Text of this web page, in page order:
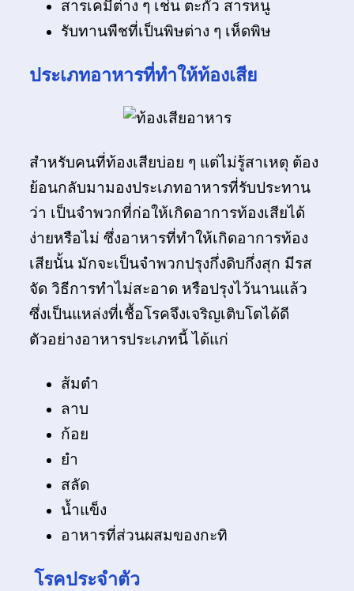
สารเคมีต่าง ๆ เช่น ตะกั่ว สารหนู
รับทานพืชที่เป็นพิษต่าง ๆ เห็ดพิษ
ประเภทอาหารที่ทำให้ท้องเสีย
สำหรับคนที่ท้องเสียบ่อย ๆ แต่ไม่รู้สาเหตุ ต้อง
ย้อนกลับมามองประเภทอาหารที่รับประทาน
ว่า เป็นจำพวกที่ก่อให้เกิดอาการท้องเสียได้
ง่ายหรือไม่ ซึ่งอาหารที่ทำให้เกิดอาการท้อง
เสียนั้น มักจะเป็นจำพวกปรุงกึ่งดิบกึ่งสุก มีรส
จัด วิธีการทำไม่สะอาด หรือปรุงไว้นานแล้ว
ซึ่งเป็นแหล่งที่เชื้อโรคจึงเจริญเติบโตได้ดี
ตัวอย่างอาหารประเภทนี้ ได้แก่
ส้มตำ
ลาบ
ก้อย
ยำ
สลัด
น้ำแข็ง
อาหารที่ส่วนผสมของกะทิ
โรคประจำตัว